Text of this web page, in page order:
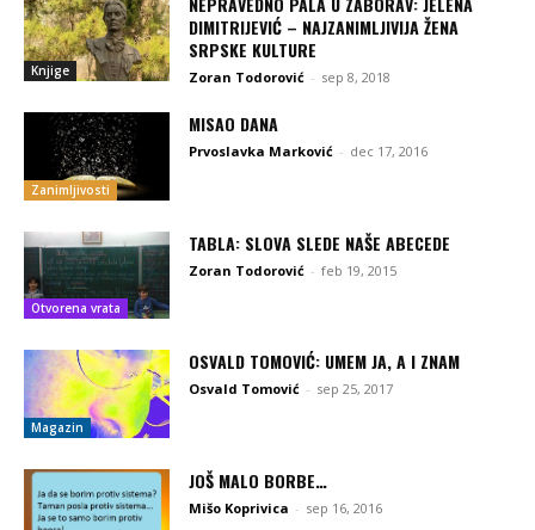
Knjige
DIMITRIJEVIĆ – NAJZANIMLJIVIJA ŽENA
SRPSKE KULTURE
Zoran Todorović - sep 8, 2018
Zanimljivosti
MISAO DANA
Prvoslavka Marković - dec 17, 2016
Otvorena vrata
TABLA: SLOVA SLEDE NAŠE ABECEDE
Zoran Todorović - feb 19, 2015
Magazin
OSVALD TOMOVIĆ: UMEM JA, A I ZNAM
Osvald Tomović - sep 25, 2017
JOŠ MALO BORBE…
Mišo Koprivica - sep 16, 2016